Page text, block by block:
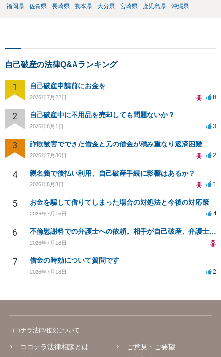
福岡県
佐賀県 長崎県 熊本県 大分県 宮崎県 鹿児島県 沖縄県
自己破産の法律Q&Aランキング
1 自己破産申請前にお金を
2026年7月22日 8
2 自己破産中に不用品を売却しても問題ないか？
2026年8月1日 3
3 詐欺被害でできた借金と元の借金が積み重なり返済困難
2026年7月30日 2
4 親名義で後払い利用、自己破産手続に影響はあるか？
2026年8月3日 1
5 お金を騙して借りてしまった場合の対処法と今後の対応策
2026年7月15日 4
6 不倫慰謝料での弁護士への依頼。相手が自己破産、弁護士との契約範囲は？
2026年7月16日
7 借金の時効について質問です
2026年7月18日 2
ココナラ法律相談について
ココナラ法律相談とは
ご意見・ご要望